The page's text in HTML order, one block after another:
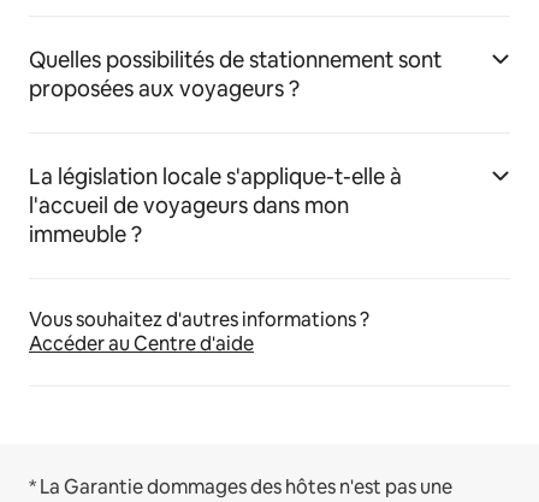
Quelles possibilités de stationnement sont
proposées aux voyageurs ?
La législation locale s'applique-t-elle à
l'accueil de voyageurs dans mon
immeuble ?
Vous souhaitez d'autres informations ?
Accéder au Centre d'aide
* La Garantie dommages des hôtes n'est pas une